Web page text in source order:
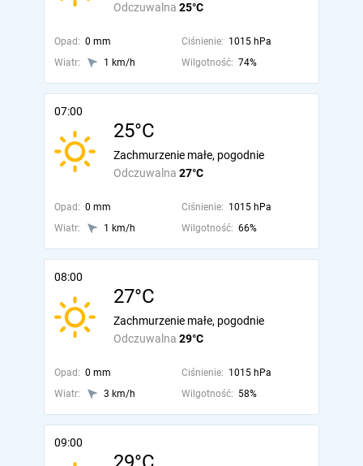
Odczuwalna 25°C
Opad: 0 mm Ciśnienie: 1015 hPa
Wiatr:
1 km/h Wilgotność: 74%
07:00
25°C
Odczuwalna 27°C
Zachmurzenie małe, pogodnie
Opad: 0 mm Ciśnienie: 1015 hPa
Wiatr:
1 km/h Wilgotność: 66%
08:00
27°C
Odczuwalna 29°C
Zachmurzenie małe, pogodnie
Opad: 0 mm Ciśnienie: 1015 hPa
Wiatr:
3 km/h Wilgotność: 58%
09:00